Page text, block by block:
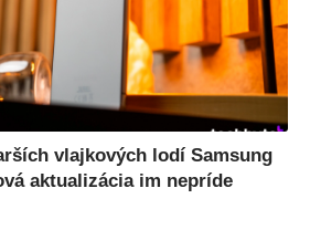
vlajkových lodí Samsung
aktualizácia im nepríde